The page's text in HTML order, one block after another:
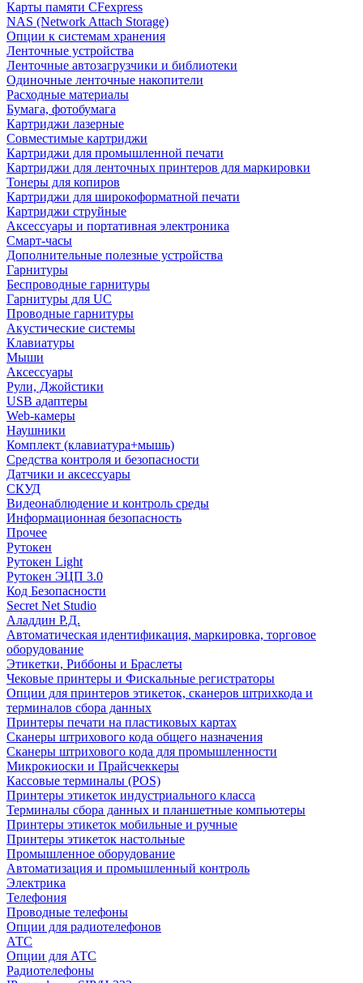
Карты памяти CFexpress
NAS (Network Attach Storage)
Опции к системам хранения
Ленточные устройства
Ленточные автозагрузчики и библиотеки
Одиночные ленточные накопители
Расходные материалы
Бумага, фотобумага
Картриджи лазерные
Совместимые картриджи
Картриджи для промышленной печати
Картриджи для ленточных принтеров для маркировки
Тонеры для копиров
Картриджи для широкоформатной печати
Картриджи струйные
Аксессуары и портативная электроника
Смарт-часы
Дополнительные полезные устройства
Гарнитуры
Беспроводные гарнитуры
Гарнитуры для UC
Проводные гарнитуры
Акустические системы
Клавиатуры
Мыши
Аксессуары
Рули, Джойстики
USB адаптеры
Web-камеры
Наушники
Комплект (клавиатура+мышь)
Средства контроля и безопасности
Датчики и аксессуары
СКУД
Видеонаблюдение и контроль среды
Информационная безопасность
Прочее
Рутокен
Рутокен Light
Рутокен ЭЦП 3.0
Код Безопасности
Secret Net Studio
Аладдин Р.Д.
Автоматическая идентификация, маркировка, торговое
оборудование
Этикетки, Риббоны и Браслеты
Чековые принтеры и Фискальные регистраторы
Опции для принтеров этикеток, сканеров штрихкода и
терминалов сбора данных
Принтеры печати на пластиковых картах
Сканеры штрихового кода общего назначения
Сканеры штрихового кода для промышленности
Микрокиоски и Прайсчеккеры
Кассовые терминалы (POS)
Принтеры этикеток индустриального класса
Терминалы сбора данных и планшетные компьютеры
Принтеры этикеток мобильные и ручные
Принтеры этикеток настольные
Промышленное оборудование
Автоматизация и промышленный контроль
Электрика
Телефония
Проводные телефоны
Опции для радиотелефонов
АТС
Опции для АТС
Радиотелефоны